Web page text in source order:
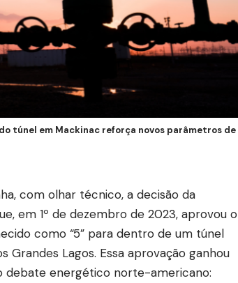
túnel em Mackinac reforça novos parâmetros de
com olhar técnico, a decisão da
em 1º de dezembro de 2023, aprovou o
como “5” para dentro de um túnel
Lagos. Essa aprovação ganhou
debate energético norte-americano: